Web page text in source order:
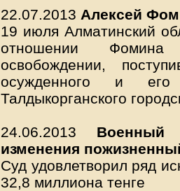
22.07.2013 Алексей
19 июля Алматинский
отношении
освобождении,
осужденного и его
Талдыкорганского
24.06.2013 Военный
изменения
Суд удовлетворил ряд
32,8 миллиона тенге